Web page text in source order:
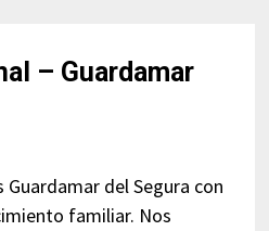
– Guardamar
del Segura con
familiar. Nos